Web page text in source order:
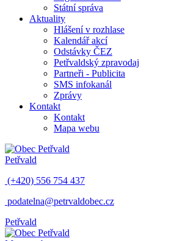
Státní správa
Aktuality
Hlášení v rozhlase
Kalendář akcí
Odstávky ČEZ
Petřvaldský zpravodaj
Partneři - Publicita
SMS infokanál
Zprávy
Kontakt
Kontakt
Mapa webu
Petřvald
(+420) 556 754 437
podatelna@petrvaldobec.cz
Petřvald